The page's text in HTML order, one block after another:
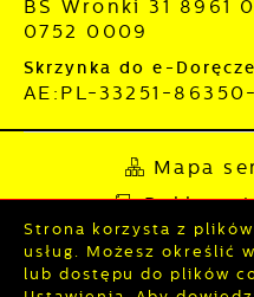
BS Wronki 31
0752 0009
Skrzynka do e-
AE:PL-33251-
Mapa
Polityka
Strona korzysta z
usług. Możesz określić
lub dostępu do plików